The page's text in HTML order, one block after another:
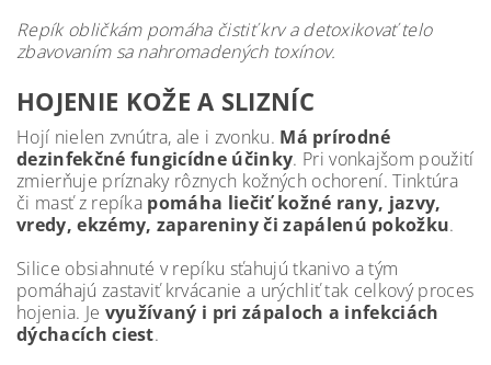
Repík obličkám pomáha čistiť krv a detoxikovať telo
zbavovaním sa nahromadených toxínov.
HOJENIE KOŽE A SLIZNÍC
Hojí nielen zvnútra, ale i zvonku. Má prírodné
dezinfekčné fungicídne účinky. Pri vonkajšom použití
zmierňuje príznaky rôznych kožných ochorení. Tinktúra
či masť z repíka pomáha liečiť kožné rany, jazvy,
vredy, ekzémy, zapareniny či zapálenú pokožku.
Silice obsiahnuté v repíku sťahujú tkanivo a tým
pomáhajú zastaviť krvácanie a urýchliť tak celkový proces
hojenia. Je využívaný i pri zápaloch a infekciách
dýchacích ciest.